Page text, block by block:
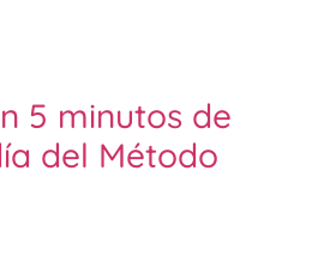
5 minutos de
del Método